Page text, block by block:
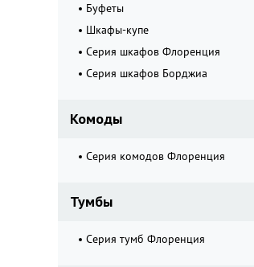
Буфеты
Шкафы-купе
Серия шкафов Флоренция
Серия шкафов Борджиа
Комоды
Серия комодов Флоренция
Тумбы
Серия тумб Флоренция